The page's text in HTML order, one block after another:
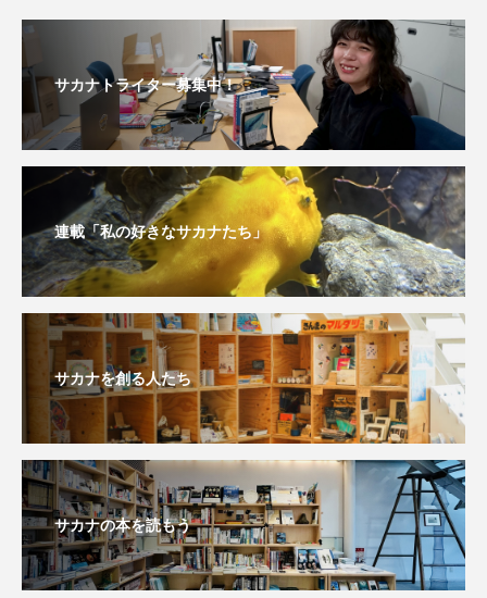
生きた化石 生態 生態系 生物多様性
産卵 田んぼ 甲殻類 発酵食品
白身魚 相模川 磯 磯焼け
磯遊び 神戸須磨シーワールド
私の好きなサカナたち 稚魚 絶滅危惧種
絶滅種 繁殖 繫殖 美ら海水族館
美容 群馬県 耳石 脊索動物
自然 自然保護 自由研究
葛西臨海公園 葛西臨海水族園 藻場
藻類 見分け方 観察
調理 論文 貝 賀露かにっこ館
サカナトライター募集中！
連載「私の好きなサカナたち」
サカナを創る人たち
サカナの本を読もう